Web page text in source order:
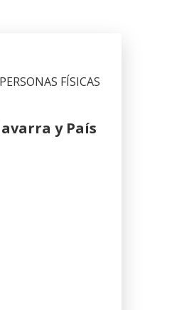
PERSONAS FÍSICAS
y País